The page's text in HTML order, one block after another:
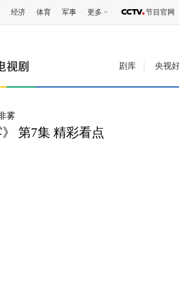
经济 体育 军事 更多 节目官网
剧库 央视
雾
》 第7集 精彩看点